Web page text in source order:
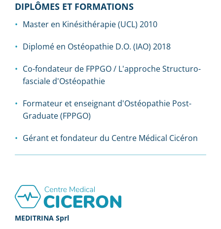
DIPLÔMES ET FORMATIONS
Master en Kinésithérapie (UCL) 2010
Diplomé en Ostéopathie D.O. (IAO) 2018
Co-fondateur de FPPGO / L'approche Structuro-
fasciale d'Ostéopathie
Formateur et enseignant d'Ostéopathie Post-
Graduate (FPPGO)
Gérant et fondateur du Centre Médical Cicéron
Footer
MEDITRINA Sprl